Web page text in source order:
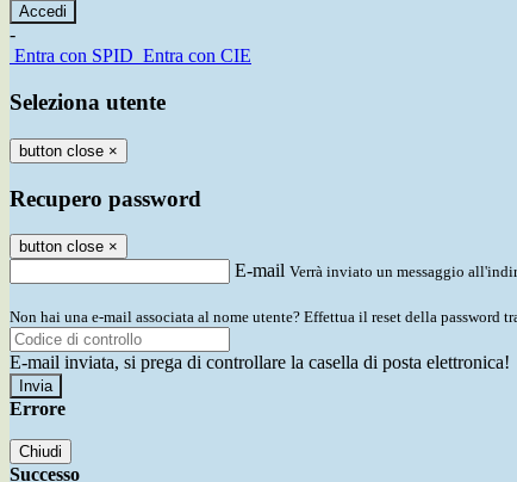
-
Entra con SPID Entra con CIE
Seleziona utente
button close ×
Recupero password
button close ×
E-mail Verrà inviato un messaggio
Non hai una e-mail associata al nome utente? Effettua il reset della password
E-mail inviata, si prega di controllare la casella di posta elettronica!
Errore
Chiudi
Successo